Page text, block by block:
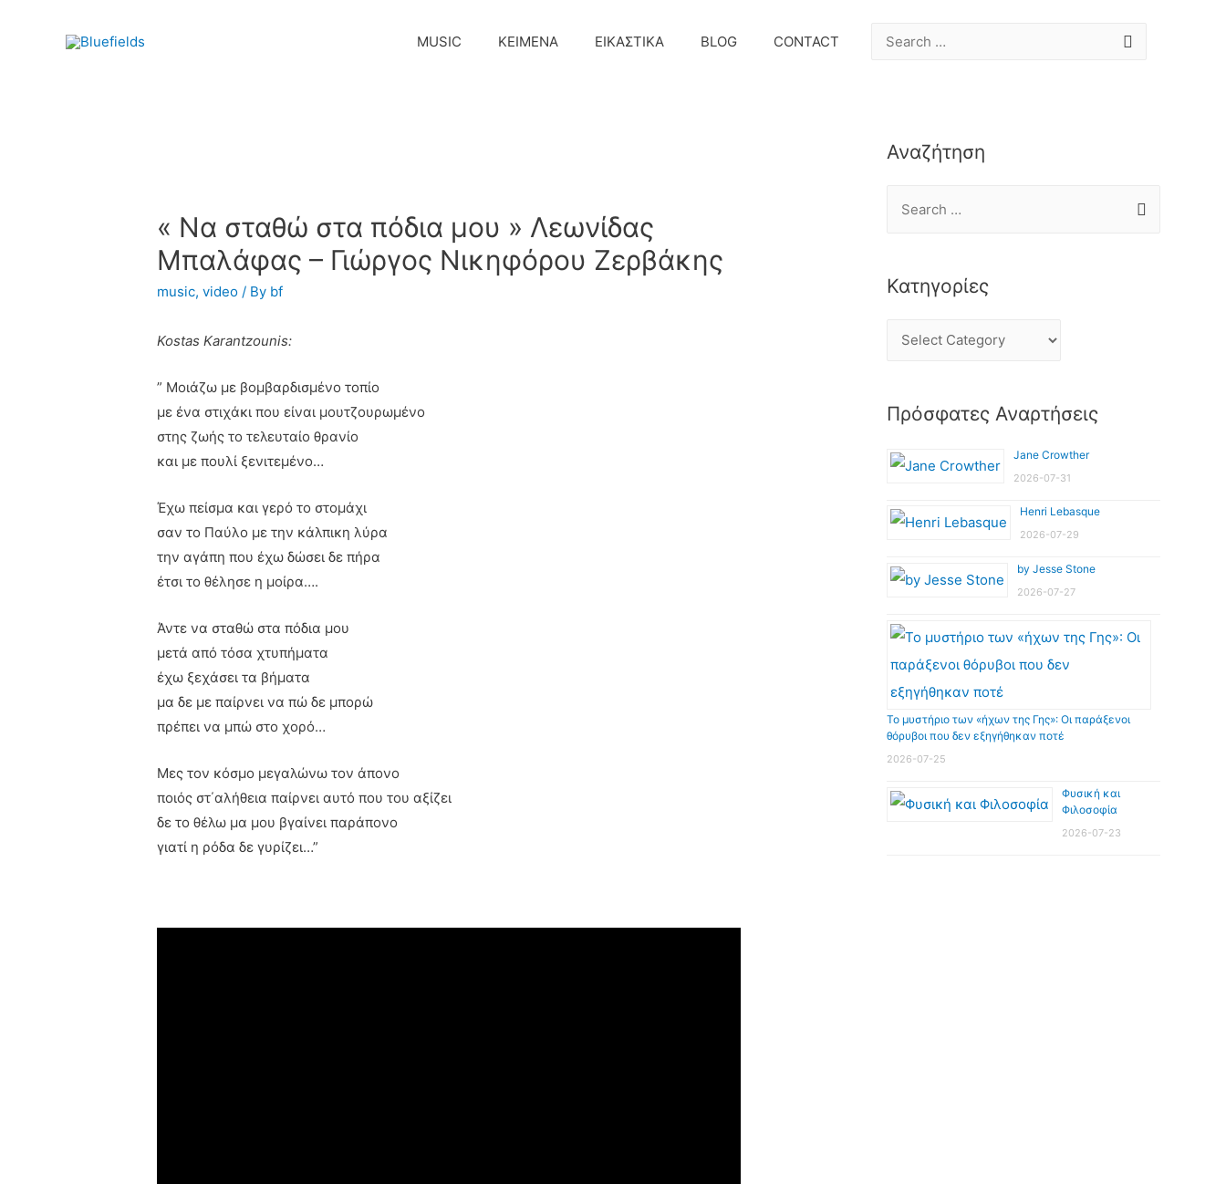
MUSIC ΚΕΙΜΕΝΑ ΕΙΚΑΣΤΙΚΑ BLOG CONTACT
« Να σταθώ στα πόδια μου » Λεωνίδας
Μπαλάφας – Γιώργος Νικηφόρου Ζερβάκης
music,video / By bf
Kostas Karantzounis:
” Μοιάζω με βομβαρδισμένο τοπίο
με ένα στιχάκι που είναι μουτζουρωμένο
στης ζωής το τελευταίο θρανίο
και με πουλί ξενιτεμένο…
Έχω πείσμα και γερό το στομάχι
σαν το Παύλο με την κάλπικη λύρα
την αγάπη που έχω δώσει δε πήρα
έτσι το θέλησε η μοίρα….
Άντε να σταθώ στα πόδια μου
μετά από τόσα χτυπήματα
έχω ξεχάσει τα βήματα
μα δε με παίρνει να πώ δε μπορώ
πρέπει να μπώ στο χορό…
Μες τον κόσμο μεγαλώνω τον άπονο
ποιός στ΄αλήθεια παίρνει αυτό που του αξίζει
δε το θέλω μα μου βγαίνει παράπονο
γιατί η ρόδα δε γυρίζει…”
Αναζήτηση
Κατηγορίες
Πρόσφατες Αναρτήσεις
Jane Crowther
2026-07-31
Henri Lebasque
2026-07-29
by Jesse Stone
2026-07-27
Το μυστήριο των «ήχων της Γης»: Οι παράξενοι
θόρυβοι που δεν εξηγήθηκαν ποτέ
2026-07-25
Φυσική και
Φιλοσοφία
2026-07-23